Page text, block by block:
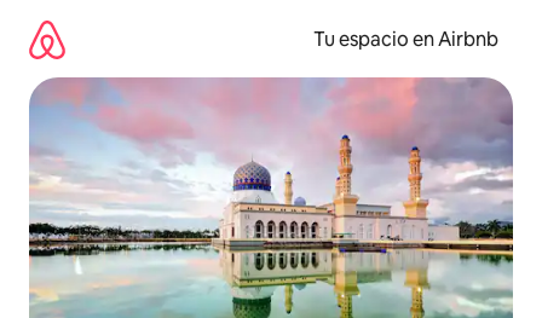
contenido
Tu espacio en Airbnb